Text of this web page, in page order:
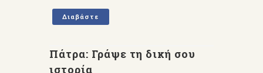
Διαβάστε
Πάτρα: Γράψε τη δική σου
ιστορία